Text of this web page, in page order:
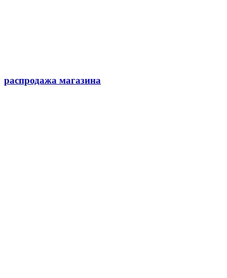
распродажа магазина